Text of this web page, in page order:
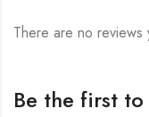
There are no reviews
Be the first